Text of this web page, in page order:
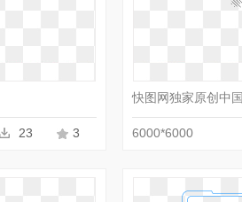
23 3
快图网独家原创中
6000*6000